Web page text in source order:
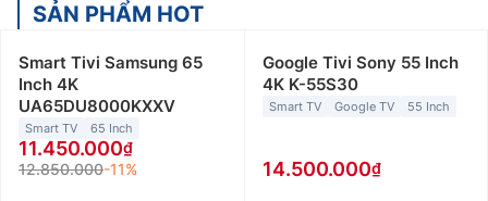
SẢN PHẨM HOT
Smart Tivi Samsung 65
Inch 4K
UA65DU8000KXXV
Smart TV 65 Inch
11.450.000
12.850.000-11%
Google Tivi Sony 55 Inch
4K K-55S30
Smart TV Google TV 55 Inch
14.500.000